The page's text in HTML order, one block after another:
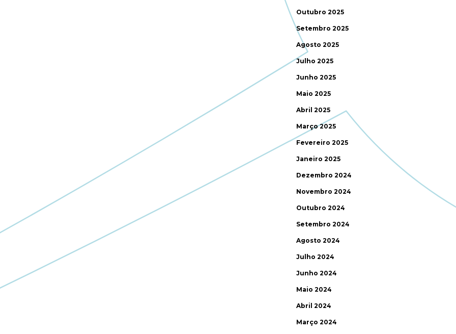
Outubro 2025
Setembro 2025
Agosto 2025
Julho 2025
Junho 2025
Maio 2025
Abril 2025
Março 2025
Fevereiro 2025
Janeiro 2025
Dezembro 2024
Novembro 2024
Outubro 2024
Setembro 2024
Agosto 2024
Julho 2024
Junho 2024
Maio 2024
Abril 2024
Março 2024